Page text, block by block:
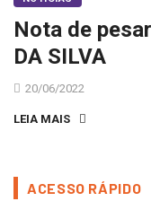
Nota de
DA SILVA
20/06/2022
LEIA MAIS
ACESSO RÁPIDO